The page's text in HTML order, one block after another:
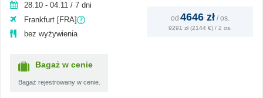
28.10 - 04.11 / 7 dni
Frankfurt [FRA]
bez wyżywienia
Bagaż w cenie
Bagaż rejestrowany w cenie.
od 4646 zł / os.
9291 zł (2144 €) / 2 os.